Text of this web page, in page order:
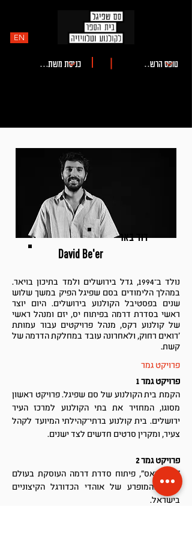
EN
דוד באר
David Be'er
נולד ב־1994, גדל בירושלים ולמד בתיכון בויאר.
במהלך הלימודים בסם שפיגל הפיק במשך שלוש
שנים בפסטיבל הקולנוע בירושלים. היום יוצר
ראשי בסדרת דרמה בפיתוח יס, יזם ומנהל ראשי
של קולנוע רקס, מנהל פרויקטים עבור עמותת
'רואים רחוק, ולאחרונה עובד במחלקת הדרמה של
קשת.
פרויקט גמר
פרויקט גמר 1
הקמת בית הקולנוע של סם שפיגל. פרויקט ראשון
מסוגו, המחזיר את בתי הקולנוע למרכז העיר
ירושלים. בית קולנוע ברתי־קהילתי המיועד לקהל
צעיר, ומקרין סרטים חדשים לצד ישנים.
פרויקט גמר 2
"אולטראס", פיתוח סדרת דרמה העוסקת בעולם
היצרי והמופרע של אוהדי הכדורגל הקיצוניים
בישראל.